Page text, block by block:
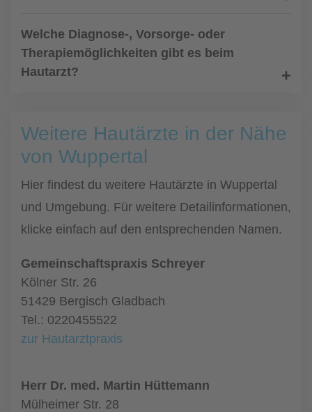
Welche Diagnose-, Vorsorge- oder
Therapiemöglichkeiten gibt es beim
Hautarzt?
Weitere Hautärzte in der Nähe
von Wuppertal
Hier findest du weitere Hautärzte in Wuppertal
und Umgebung. Für weitere Detailinformationen,
klicke einfach auf den entsprechenden Namen.
Gemeinschaftspraxis Schreyer
Kölner Str. 26
51429 Bergisch Gladbach
Tel.: 0220455522
zur Hautarztpraxis
Herr Dr. med. Martin Hüttemann
Mülheimer Str. 28